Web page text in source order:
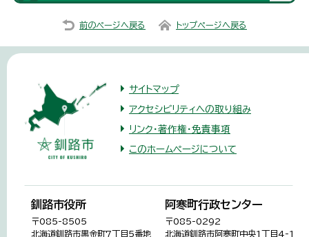
前のページへ戻る トップページへ戻る
サイトマップ
アクセシビリティへの取り組み
リンク・著作権・免責事項
このホームページについて
釧路市役所
〒085-8505
北海道釧路市黒金町7丁目5番地
阿寒町行政センター
〒085-0292
北海道釧路市阿寒町中央1丁目4-1